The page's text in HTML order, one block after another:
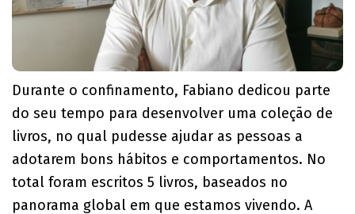
Durante o confinamento, Fabiano dedicou parte
do seu tempo para desenvolver uma coleção de
livros, no qual pudesse ajudar as pessoas a
adotarem bons hábitos e comportamentos. No
total foram escritos 5 livros, baseados no
panorama global em que estamos vivendo. A